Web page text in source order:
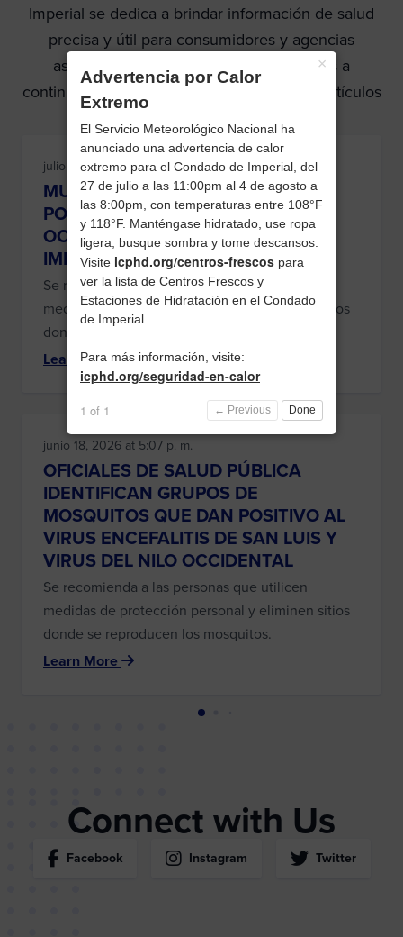
Imperial se dedica a brindar información de salud
precisa y útil para consumidores y agencias
asociadas. Lea nuestros últimos artículos a
continuación o vea nuestros archivos para artículos
julio 14, 2026 at 8:36 a. m.
MUESTRAS DE MOSQUITOS DAN
POSITIVO AL VIRUS DEL NILO
OCCIDENTAL EN EL CONDADO DE
IMPERIAL
Se recomienda a las personas que utilicen
medidas de protección personal y eliminen sitios
donde se reproducen los mosquitos.
Learn More
junio 18, 2026 at 5:07 p. m.
OFICIALES DE SALUD PÚBLICA
IDENTIFICAN GRUPOS DE
MOSQUITOS QUE DAN POSITIVO AL
VIRUS ENCEFALITIS DE SAN LUIS Y
VIRUS DEL NILO OCCIDENTAL
Se recomienda a las personas que utilicen
medidas de protección personal y eliminen sitios
donde se reproducen los mosquitos.
Learn More
Connect with Us
Facebook Instagram Twitter
×
Advertencia por Calor
Extremo
El Servicio Meteorológico Nacional ha
anunciado una advertencia de calor
extremo para el Condado de Imperial, del
27 de julio a las 11:00pm al 4 de agosto a
las 8:00pm, con temperaturas entre 108°F
y 118°F. Manténgase hidratado, use ropa
ligera, busque sombra y tome descansos.
Visite icphd.org/centros-frescos para
ver la lista de Centros Frescos y
Estaciones de Hidratación en el Condado
de Imperial.
Para más información, visite:
icphd.org/seguridad-en-calor
1 of 1 ← Previous Done